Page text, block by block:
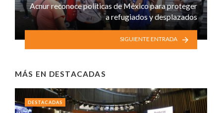
Acnur reconoce políticas de México para proteger
a refugiados y desplazados
SIGUIENTE ENTRADA
MÁS EN DESTACADAS
DESTACADAS